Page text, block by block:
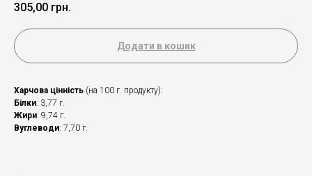
305,00 грн.
Додати в кошик
Харчова цінність (на 100 г. продукту):
Білки: 3,77 г.
Жири: 9,74 г.
Вуглеводи: 7,70 г.